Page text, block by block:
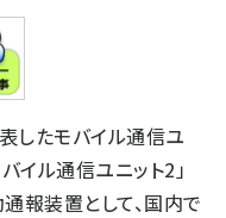
したモバイル通信ユ
イル通信ユニット2」
報装置として、国内で